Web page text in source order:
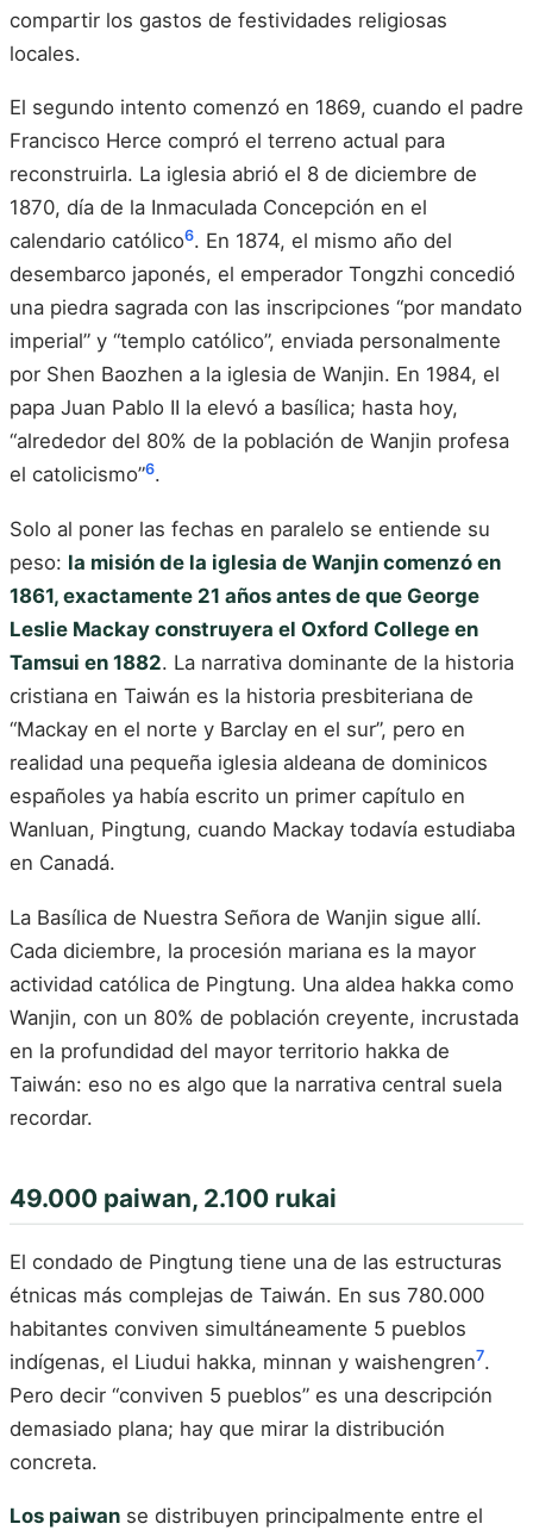
compartir los gastos de festividades religiosas
locales.
El segundo intento comenzó en 1869, cuando el padre
Francisco Herce compró el terreno actual para
reconstruirla. La iglesia abrió el 8 de diciembre de
1870, día de la Inmaculada Concepción en el
calendario católico6. En 1874, el mismo año del
desembarco japonés, el emperador Tongzhi concedió
una piedra sagrada con las inscripciones “por mandato
imperial” y “templo católico”, enviada personalmente
por Shen Baozhen a la iglesia de Wanjin. En 1984, el
papa Juan Pablo II la elevó a basílica; hasta hoy,
“alrededor del 80% de la población de Wanjin profesa
el catolicismo”6.
Solo al poner las fechas en paralelo se entiende su
peso: la misión de la iglesia de Wanjin comenzó en
1861, exactamente 21 años antes de que George
Leslie Mackay construyera el Oxford College en
Tamsui en 1882. La narrativa dominante de la historia
cristiana en Taiwán es la historia presbiteriana de
“Mackay en el norte y Barclay en el sur”, pero en
realidad una pequeña iglesia aldeana de dominicos
españoles ya había escrito un primer capítulo en
Wanluan, Pingtung, cuando Mackay todavía estudiaba
en Canadá.
La Basílica de Nuestra Señora de Wanjin sigue allí.
Cada diciembre, la procesión mariana es la mayor
actividad católica de Pingtung. Una aldea hakka como
Wanjin, con un 80% de población creyente, incrustada
en la profundidad del mayor territorio hakka de
Taiwán: eso no es algo que la narrativa central suela
recordar.
49.000 paiwan, 2.100 rukai
El condado de Pingtung tiene una de las estructuras
étnicas más complejas de Taiwán. En sus 780.000
habitantes conviven simultáneamente 5 pueblos
indígenas, el Liudui hakka, minnan y waishengren7.
Pero decir “conviven 5 pueblos” es una descripción
demasiado plana; hay que mirar la distribución
concreta.
Los paiwan se distribuyen principalmente entre el